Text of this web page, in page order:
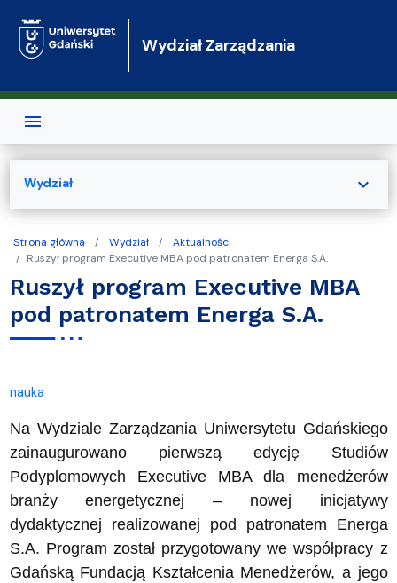
Wydział Zarządzania
Strona główna Wydział
Aktualności
Ruszył program Executive MBA pod patronatem Energa S.A.
Ruszył program Executive MBA
pod patronatem Energa S.A.
nauka
Na Wydziale Zarządzania Uniwersytetu Gdańskiego
zainaugurowano pierwszą edycję Studiów
Podyplomowych Executive MBA dla menedżerów
branży energetycznej – nowej inicjatywy
dydaktycznej realizowanej pod patronatem Energa
S.A. Program został przygotowany we współpracy z
Gdańską Fundacją Kształcenia Menedżerów, a jego
Wydział expand_more